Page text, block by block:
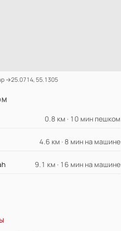
→25.0714, 55.1305
0.8 км · 10 мин пешком
4.6 км · 8 мин на машине
9.1 км · 16 мин на машине